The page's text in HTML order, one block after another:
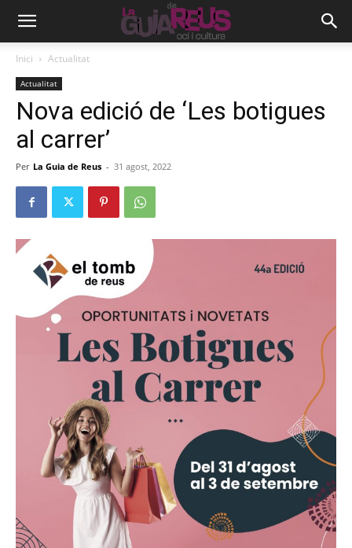
Inici Actualitat
Actualitat
Nova edició de ‘Les botigues
al carrer’
Per La Guia de Reus - 31 agost, 2022